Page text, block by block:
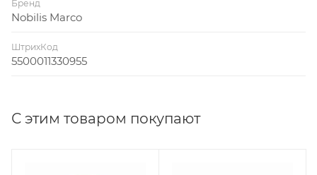
Бренд
Nobilis Marco
ШтрихКод
5500011330955
С этим товаром покупают